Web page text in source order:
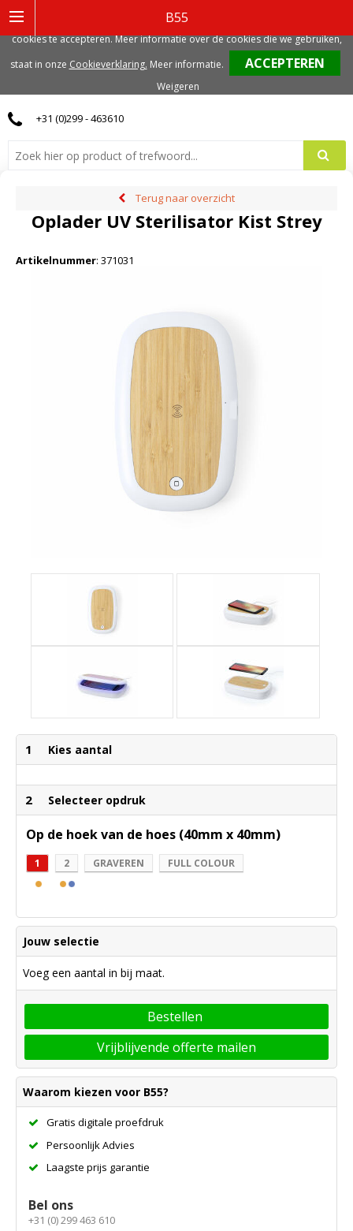
B55
0
+31 (0)299 - 463610
Terug naar overzicht
Oplader UV Sterilisator Kist Strey
Artikelnummer: 371031
1 Kies aantal
2 Selecteer opdruk
Op de hoek van de hoes (40mm x 40mm)
1 2 GRAVEREN FULL COLOUR
Jouw selectie
Voeg een aantal in bij maat.
Bestellen
Vrijblijvende offerte mailen
Waarom kiezen voor B55?
Gratis digitale proefdruk
Persoonlijk Advies
Laagste prijs garantie
Bel ons
+31 (0) 299 463 610
gerelateerde cookies. Voor de beste gebruikerservaring, adviseren we deze
cookies te accepteren. Meer informatie over de cookies die we gebruiken,
staat in onze Cookieverklaring. Meer informatie.
Weigeren